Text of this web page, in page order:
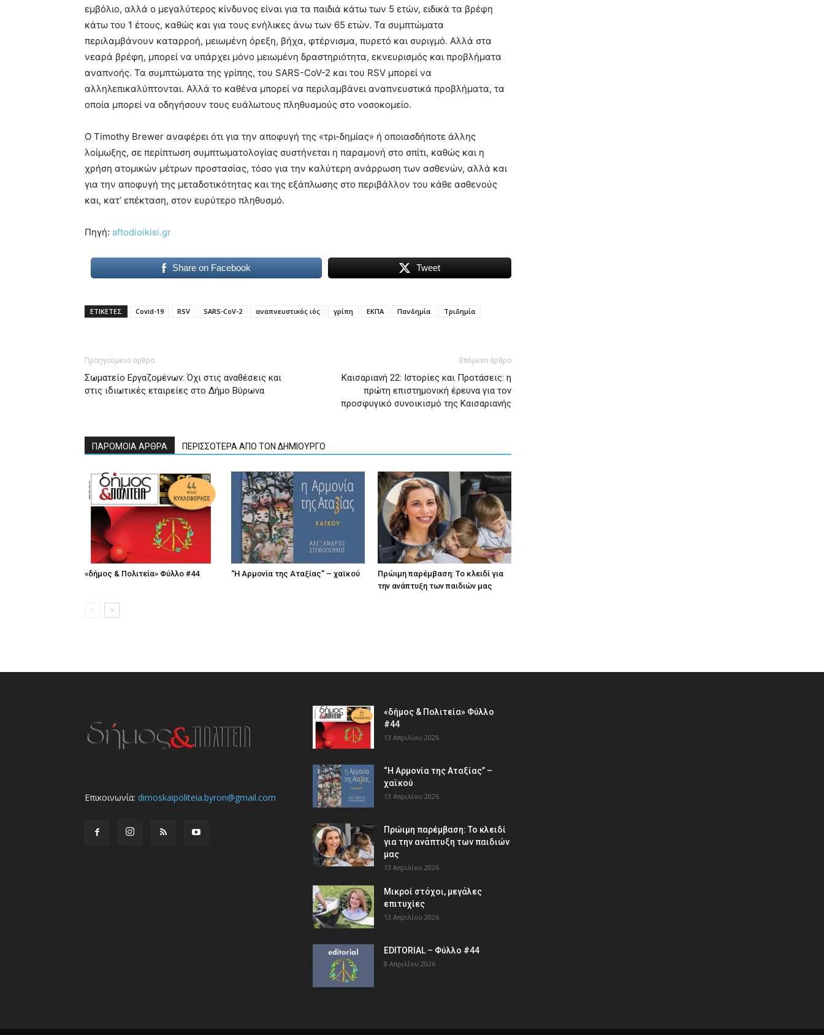
εμβόλιο, αλλά ο μεγαλύτερος κίνδυνος είναι για τα παιδιά κάτω των 5 ετών, ειδικά τα βρέφη
κάτω του 1 έτους, καθώς και για τους ενήλικες άνω των 65 ετών. Τα συμπτώματα
περιλαμβάνουν καταρροή, μειωμένη όρεξη, βήχα, φτέρνισμα, πυρετό και συριγμό. Αλλά στα
νεαρά βρέφη, μπορεί να υπάρχει μόνο μειωμένη δραστηριότητα, εκνευρισμός και προβλήματα
αναπνοής. Τα συμπτώματα της γρίπης, του SARS-CoV-2 και του RSV μπορεί να
αλληλεπικαλύπτονται. Αλλά το καθένα μπορεί να περιλαμβάνει αναπνευστικά προβλήματα, τα
οποία μπορεί να οδηγήσουν τους ευάλωτους πληθυσμούς στο νοσοκομείο.
Ο Timothy Brewer αναφέρει ότι για την αποφυγή της «τρι-δημίας» ή οποιασδήποτε άλλης
λοίμωξης, σε περίπτωση συμπτωματολογίας συστήνεται η παραμονή στο σπίτι, καθώς και η
χρήση ατομικών μέτρων προστασίας, τόσο για την καλύτερη ανάρρωση των ασθενών, αλλά και
για την αποφυγή της μεταδοτικότητας και της εξάπλωσης στο περιβάλλον του κάθε ασθενούς
και, κατ’ επέκταση, στον ευρύτερο πληθυσμό.
Πηγή: aftodioikisi.gr
Share on Facebook Tweet
ΕΤΙΚΕΤΕΣ Covid-19 RSV SARS-CoV-2 αναπνευστικός ιός γρίπη ΕΚΠΑ Πανδημία Τριδημία
Προηγούμενο άρθρο
Σωματείο Εργαζομένων: Όχι στις αναθέσεις και
στις ιδιωτικές εταιρείες στο Δήμο Βύρωνα
Επόμενο άρθρο
Καισαριανή 22: Ιστορίες και Προτάσεις: η
πρώτη επιστημονική έρευνα για τον
προσφυγικό συνοικισμό της Καισαριανής
ΠΑΡΟΜΟΙΑ ΑΡΘΡΑ ΠΕΡΙΣΣΟΤΕΡΑ ΑΠΟ ΤΟΝ ΔΗΜΙΟΥΡΓΟ
«δήμος & Πολιτεία» Φύλλο #44 “Η Αρμονία της Αταξίας” – χαϊκού
Πρώιμη παρέμβαση: Το κλειδί για
την ανάπτυξη των παιδιών µας
Επικοινωνία: dimoskaipoliteia.byron@gmail.com
«δήμος & Πολιτεία» Φύλλο
#44
13 Απριλίου 2026
“Η Αρμονία της Αταξίας” –
χαϊκού
13 Απριλίου 2026
Πρώιμη παρέμβαση: Το κλειδί
για την ανάπτυξη των παιδιών
µας
13 Απριλίου 2026
Μικροί στόχοι, μεγάλες
επιτυχίες
13 Απριλίου 2026
EDITORIAL – Φύλλο #44
8 Απριλίου 2026